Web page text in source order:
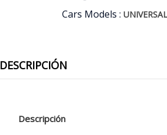
Cars Models :UNIVERSAL
DESCRIPCIÓN
Descripción